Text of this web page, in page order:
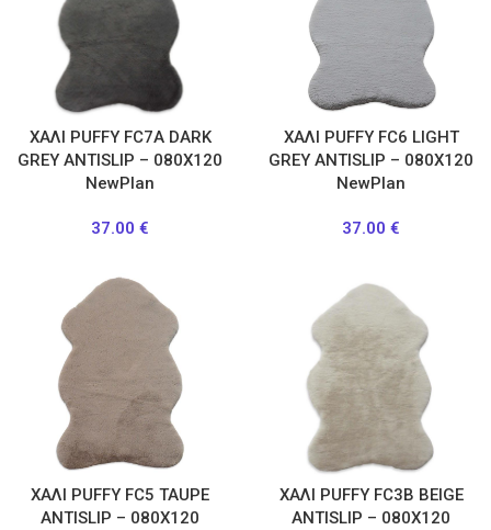
ΧΑΛΙ PUFFY FC7A DARK
GREY ANTISLIP – 080X120
NewPlan
37.00 €
ΧΑΛΙ PUFFY FC6 LIGHT
GREY ANTISLIP – 080X120
NewPlan
37.00 €
ΧΑΛΙ PUFFY FC5 TAUPE
ANTISLIP – 080X120
ΧΑΛΙ PUFFY FC3B BEIGE
ANTISLIP – 080X120